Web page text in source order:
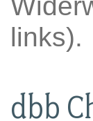
links).
dbb